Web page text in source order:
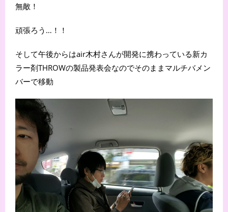
無敵！
頑張ろう…！！
そして午後からはair木村さんが開発に携わっている新カ
ラー剤THROWの製品発表会なのでそのままマルチバメン
バーで移動